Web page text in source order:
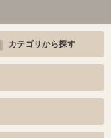
カテゴリから探す